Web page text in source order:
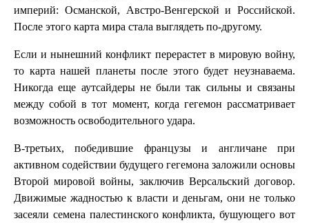
империй: Османской, Австро-Венгерской и Российской.
После этого карта мира стала выглядеть по-другому.
Если и нынешний конфликт перерастет в мировую войну,
то карта нашей планеты после этого будет неузнаваема.
Никогда еще аутсайдеры не были так сильны и связаны
между собой в тот момент, когда гегемон рассматривает
возможность освободительного удара.
В-третьих, победившие французы и англичане при
активном содействии будущего гегемона заложили основы
Второй мировой войны, заключив Версальский договор.
Движимые жадностью к власти и деньгам, они не только
засеяли семена палестинского конфликта, бушующего вот